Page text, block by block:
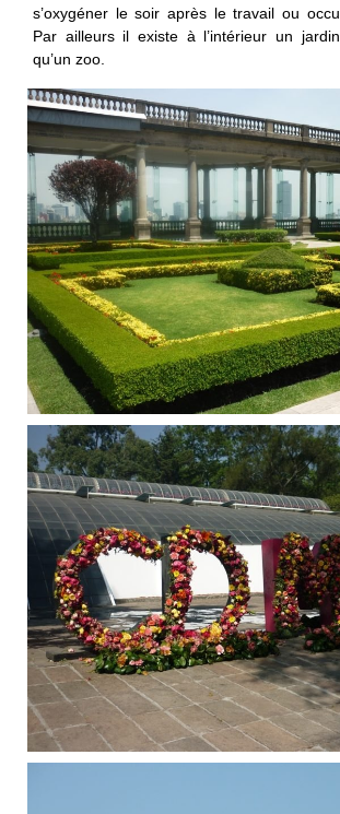
s’oxygéner le soir après le travail ou
Par ailleurs il existe à l’intérieur un
qu’un zoo.